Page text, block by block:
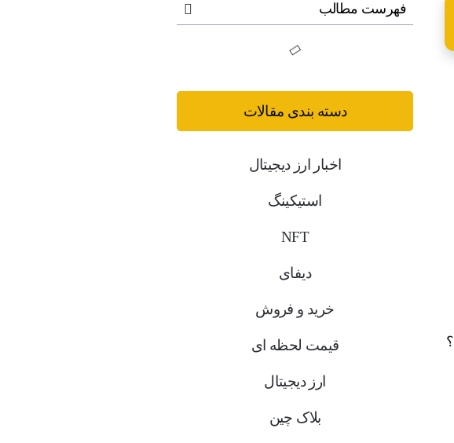
فهرست مطالب
دسته بندی مقالات
اخبار ارز دیجیتال
استیکینگ
NFT
دیفای
خرید و فروش
قیمت لحظه ای
ارز دیجیتال
بلاک‌ چین